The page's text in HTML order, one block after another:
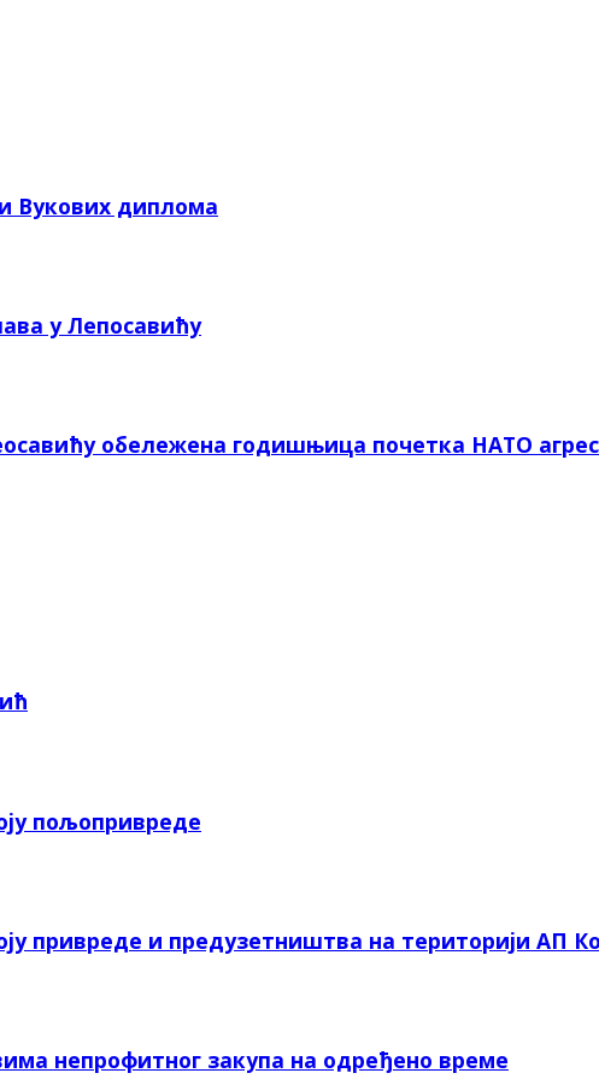
Вукових диплома
у Лепосавићу
обележена годишњица почетка НАТО
пољопривреде
привреде и предузетништва на територији АП
непрофитног закупа на одређено време